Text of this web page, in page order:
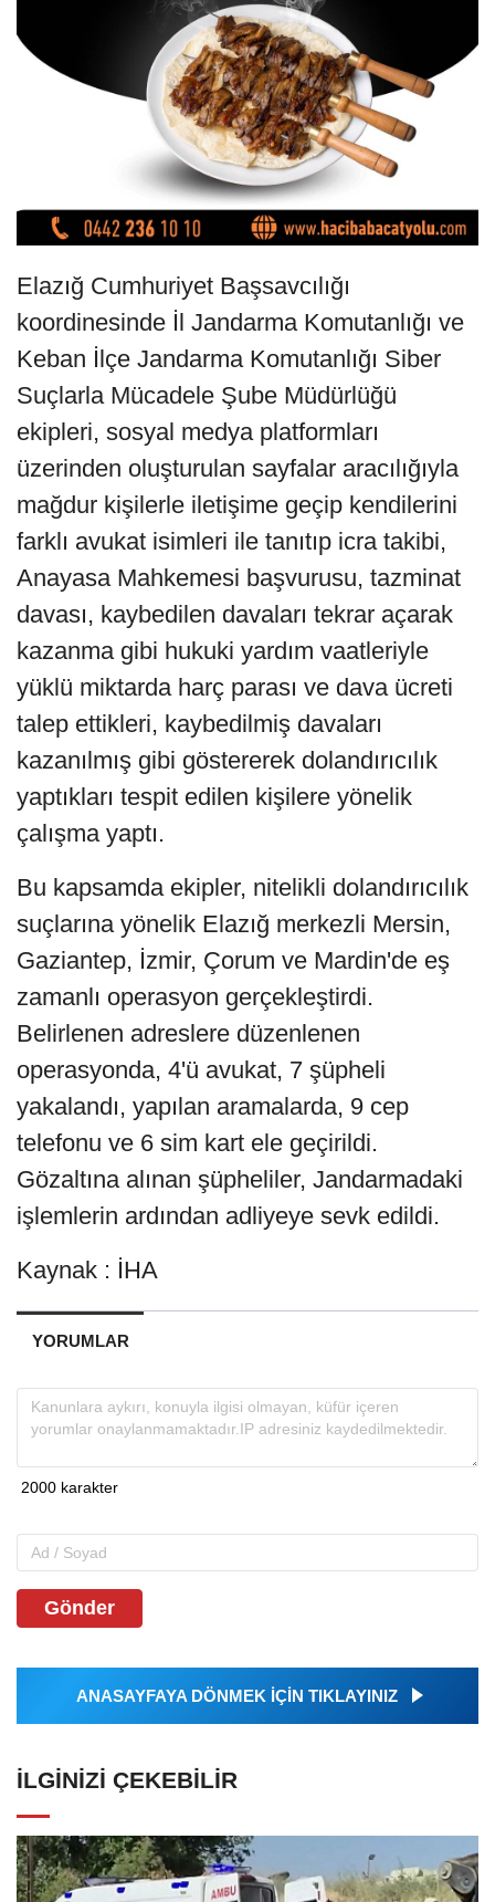
Elazığ Cumhuriyet Başsavcılığı
koordinesinde İl Jandarma Komutanlığı ve
Keban İlçe Jandarma Komutanlığı Siber
Suçlarla Mücadele Şube Müdürlüğü
ekipleri, sosyal medya platformları
üzerinden oluşturulan sayfalar aracılığıyla
mağdur kişilerle iletişime geçip kendilerini
farklı avukat isimleri ile tanıtıp icra takibi,
Anayasa Mahkemesi başvurusu, tazminat
davası, kaybedilen davaları tekrar açarak
kazanma gibi hukuki yardım vaatleriyle
yüklü miktarda harç parası ve dava ücreti
talep ettikleri, kaybedilmiş davaları
kazanılmış gibi göstererek dolandırıcılık
yaptıkları tespit edilen kişilere yönelik
çalışma yaptı.
Bu kapsamda ekipler, nitelikli dolandırıcılık
suçlarına yönelik Elazığ merkezli Mersin,
Gaziantep, İzmir, Çorum ve Mardin'de eş
zamanlı operasyon gerçekleştirdi.
Belirlenen adreslere düzenlenen
operasyonda, 4'ü avukat, 7 şüpheli
yakalandı, yapılan aramalarda, 9 cep
telefonu ve 6 sim kart ele geçirildi.
Gözaltına alınan şüpheliler, Jandarmadaki
işlemlerin ardından adliyeye sevk edildi.
Kaynak : İHA
YORUMLAR
Gönder
ANASAYFAYA DÖNMEK İÇİN TIKLAYINIZ
İLGINIZI ÇEKEBILIR